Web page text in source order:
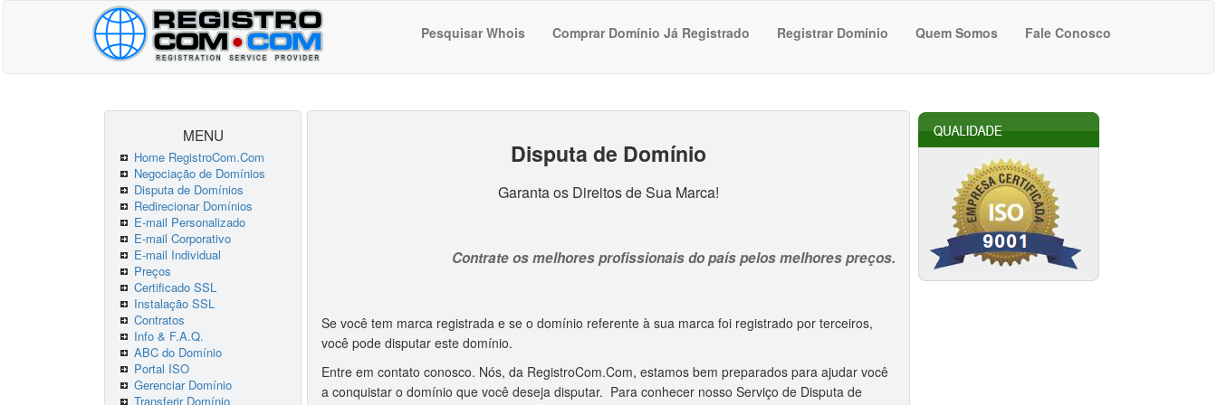
Pesquisar Whois Comprar Domínio Já Registrado Registrar Domínio Quem Somos Fale Conosco
MENU
Home RegistroCom.Com
Negociação de Domínios
Disputa de Domínios
Redirecionar Domínios
E-mail Personalizado
E-mail Corporativo
E-mail Individual
Preços
Certificado SSL
Instalação SSL
Contratos
Info & F.A.Q.
ABC do Domínio
Portal ISO
Gerenciar Domínio
Transferir Domínio
Disputa de Domínio
Garanta os Direitos de Sua Marca!
Contrate os melhores profissionais do país pelos melhores preços.
Se você tem marca registrada e se o domínio referente à sua marca foi registrado por terceiros,
você pode disputar este domínio.
Entre em contato conosco. Nós, da RegistroCom.Com, estamos bem preparados para ajudar você
a conquistar o domínio que você deseja disputar. Para conhecer nosso Serviço de Disputa de